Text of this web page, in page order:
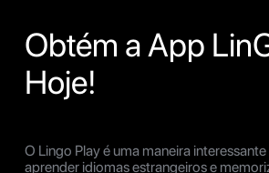
Obtém a App
Hoje!
O Lingo Play é uma maneira
aprender idiomas estrangeiros e